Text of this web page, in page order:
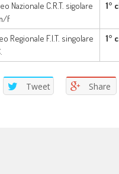
Nazionale C.R.T. sigolare
f
1°
Regionale F.I.T. singolare
1°
Tweet Share